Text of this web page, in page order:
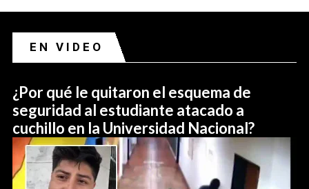
EN VIDEO
¿Por qué le quitaron el esquema de
seguridad al estudiante atacado a
cuchillo en la Universidad Nacional?